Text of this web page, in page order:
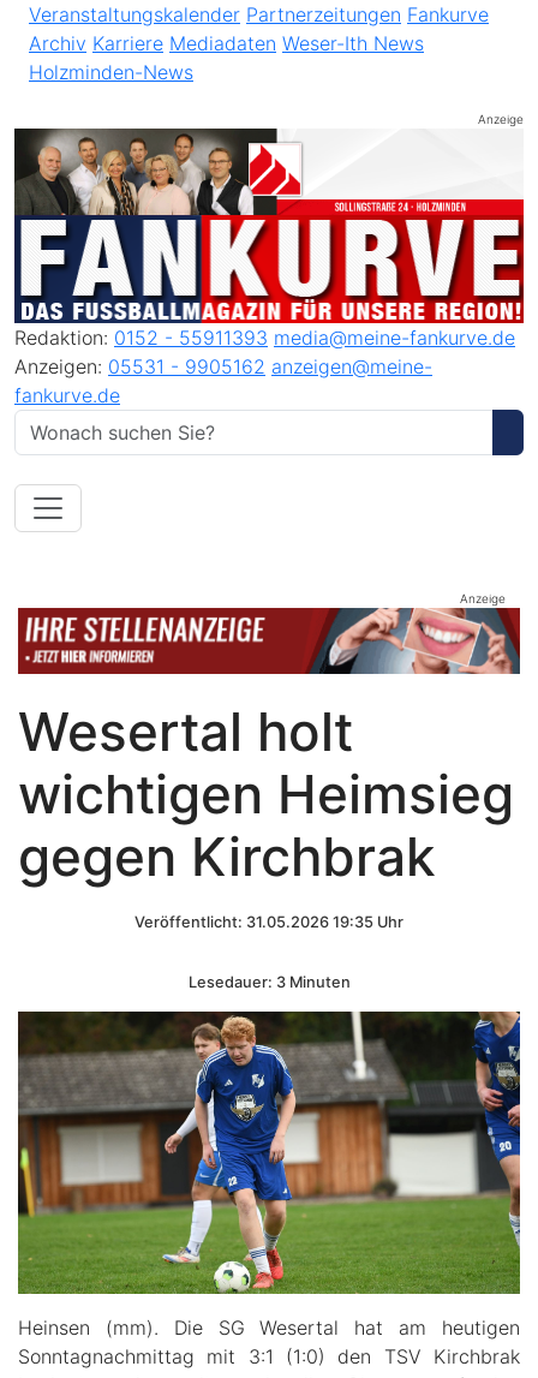
Veranstaltungskalender Partnerzeitungen Fankurve
Archiv Karriere Mediadaten Weser-Ith News
Holzminden-News
Anzeige
Redaktion: 0152 - 55911393 media@meine-fankurve.de
Anzeigen: 05531 - 9905162 anzeigen@meine-
fankurve.de
Anzeige
Wesertal holt
wichtigen Heimsieg
gegen Kirchbrak
Veröffentlicht: 31.05.2026 19:35 Uhr
Lesedauer: 3 Minuten
Heinsen (mm). Die SG Wesertal hat am heutigen
Sonntagnachmittag mit 3:1 (1:0) den TSV Kirchbrak